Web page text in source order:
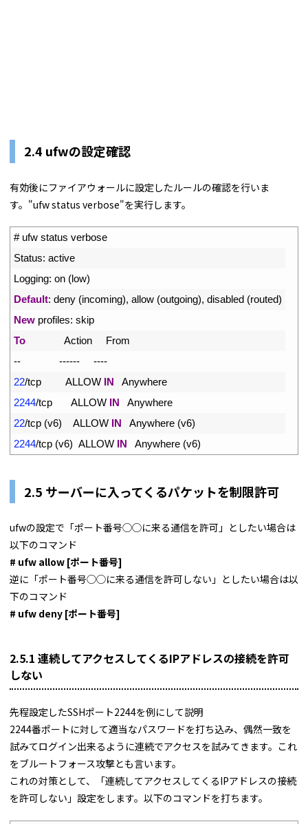
2.4 ufwの設定確認
有効後にファイアウォールに設定したルールの確認を行いま
す。"ufw status verbose"を実行します。
# ufw status verbose
Status: active
Logging: on (low)
Default: deny (incoming), allow (outgoing), disabled (routed)
New profiles: skip
To
Action From
--
------ ----
22/tcp ALLOW IN
Anywhere
2244/tcp ALLOW IN
Anywhere
22/tcp (v6) ALLOW IN Anywhere (v6)
2244/tcp (v6) ALLOW IN Anywhere (v6)
2.5 サーバーに入ってくるパケットを制限許可
ufwの設定で「ポート番号◯◯に来る通信を許可」としたい場合は
以下のコマンド
# ufw allow [ポート番号]
逆に「ポート番号◯◯に来る通信を許可しない」としたい場合は以
下のコマンド
# ufw deny [ポート番号]
2.5.1 連続してアクセスしてくるIPアドレスの接続を許可
しない
先程設定したSSHポート2244を例にして説明
2244番ポートに対して適当なパスワードを打ち込み、偶然一致を
試みてログイン出来るように連続でアクセスを試みてきます。これ
をブルートフォース攻撃とも言います。
これの対策として、「連続してアクセスしてくるIPアドレスの接続
を許可しない」設定をします。以下のコマンドを打ちます。